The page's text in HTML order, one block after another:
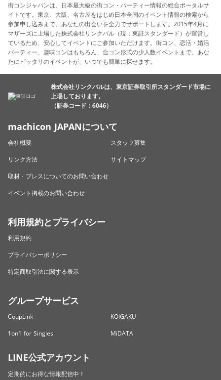
街コンジャパンは、日本最大級の街コン・パーティー情報の総合ポータルサ
イトです。東京、大阪、名古屋をはじめ日本全国のイベント情報の検索から
参加申し込みまで、あなたの出会いを全力でサポートします。2015年4月に
マザーズに上場した株式会社リンクバル（現：東証スタンダード）が運営し
ているため、安心してイベントにご参加いただけます。街コン、恋活・婚活
パーティー、趣味コンはもちろん、合コン形式の少人数イベントまで、あな
たにピッタリのイベントが、いつでも簡単に探せます。
株式会社リンクバルは、東京証券取引所スタンダード市場に
上場しております。
（証券コード：6046）
machicon JAPANについて
会社概要
スタッフ募集
リンク方法
サイトマップ
取材・プレスについてのお問い合わせ
イベント掲載のお問い合わせ
利用規約とプライバシー
利用規約
プライバシーポリシー
特定商取引法に関する表示
グループサービス
CoupLink
KOIGAKU
1on1 for Singles
MiDATA
LINE公式アカウント
定期的にお得な情報配信中！